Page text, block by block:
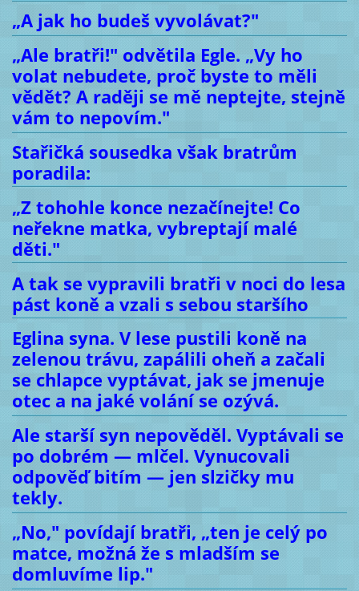
„A jak ho budeš vyvolávat?"
„Ale bratři!" odvětila Egle. „Vy ho
volat nebudete, proč byste to měli
vědět? A raději se mě neptejte, stejně
vám to nepovím."
Stařičká sousedka však bratrům
poradila:
„Z tohohle konce nezačínejte! Co
neřekne matka, vybreptají malé
děti."
A tak se vypravili bratři v noci do lesa
pást koně a vzali s sebou staršího
Eglina syna. V lese pustili koně na
zelenou trávu, zapálili oheň a začali
se chlapce vyptávat, jak se jmenuje
otec a na jaké volání se ozývá.
Ale starší syn nepověděl. Vyptávali se
po dobrém — mlčel. Vynucovali
odpověď bitím — jen slzičky mu
tekly.
„No," povídají bratři, „ten je celý po
matce, možná že s mladším se
domluvíme lip."